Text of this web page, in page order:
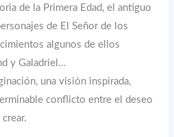
de la Primera Edad, el antiguo
de El Señor de los
algunos de ellos
y Galadriel…
una visión inspirada,
conflicto entre el deseo